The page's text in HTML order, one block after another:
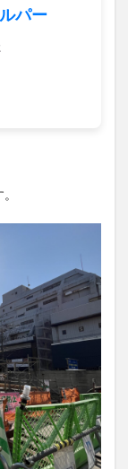
パー
2025
イーツ
リーム
ラクテンチ
リニューアル
クル
町
休業
体験レポ
詣
別府
古物